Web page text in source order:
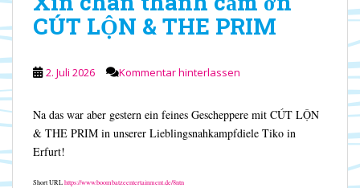
CÚT LỘN & THE PRIM
2. Juli 2026 Kommentar hinterlassen
Na das war aber gestern ein feines Gescheppere mit CÚT LỘN
& THE PRIM in unserer Lieblingsnahkampfdiele Tiko in
Erfurt!
Short URLhttps://www.boombatzeentertainment.de/8ntn